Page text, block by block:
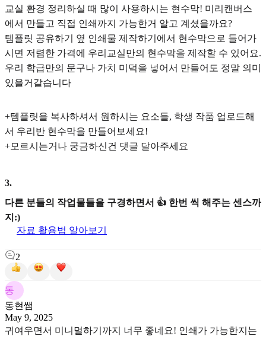
교실 환경 정리하실 때 많이 사용하시는 현수막! 미리캔버스
에서 만들고 직접 인쇄까지 가능한거 알고 계셨을까요?
템플릿 공유하기 옆 인쇄물 제작하기에서 현수막으로 들어가
시면 저렴한 가격에 우리교실만의 현수막을 제작할 수 있어요.
우리 학급만의 문구나 가치 미덕을 넣어서 만들어도 정말 의미
있을거같습니다
+템플릿을 복사하셔서 원하시는 요소들, 학생 작품 업로드해
서 우리반 현수막을 만들어보세요!
+모르시는거나 궁금하신건 댓글 달아주세요
3.
다른 분들의 작업물들을 구경하면서 👍 한번 씩 해주는 센스까
지:)
자료 활용법 알아보기
2
동
동현쌤
May 9, 2025
귀여우면서 미니멀하기까지 너무 좋네요! 인쇄가 가능한지는